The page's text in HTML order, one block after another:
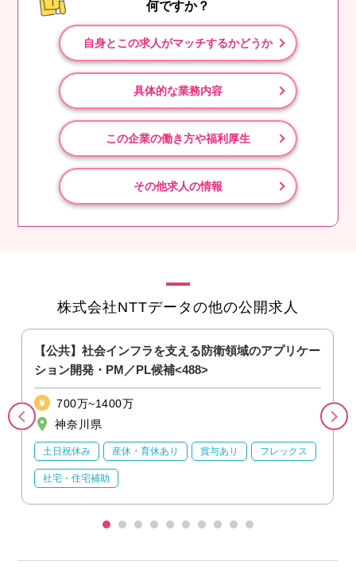
何ですか？
自身とこの求人がマッチするかどうか
具体的な業務内容
この企業の働き方や福利厚生
その他求人の情報
株式会社NTTデータの他の公開求人
【公共】社会インフラを支える防衛領域のアプリケー
ション開発・PM／PL候補<488>
700万~1400万
神奈川県
土日祝休み 産休・育休あり 賞与あり フレックス
社宅・住宅補助